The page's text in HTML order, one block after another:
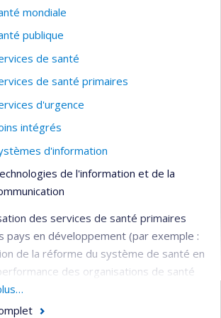
mondiale
publique
de santé
de santé primaires
d'urgence
intégrés
d'information
de l'information et de la
des services de santé primaires
pays en développement (par exemple :
de la réforme du système de santé en
des organisations de santé
: évaluation de la performance des
et des agences d’évaluation des